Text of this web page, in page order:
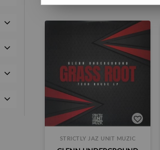
STRICTLY JAZ UNIT MUZIC